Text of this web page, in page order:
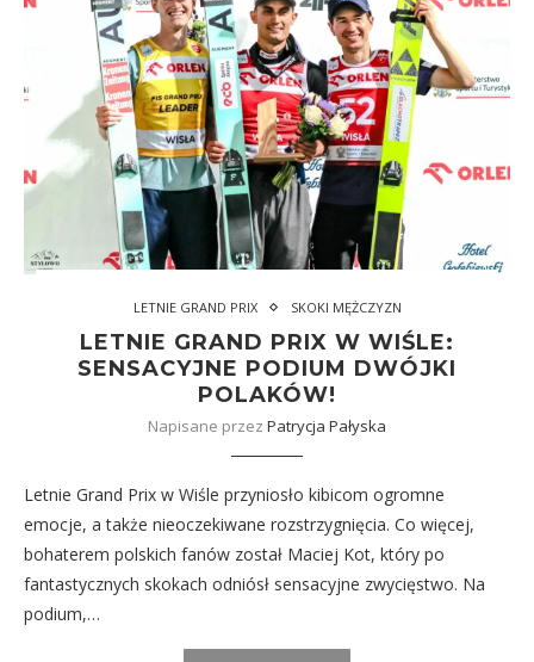
LETNIE GRAND PRIX SKOKI MĘŻCZYZN
LETNIE GRAND PRIX W WIŚLE:
SENSACYJNE PODIUM DWÓJKI
POLAKÓW!
Napisane przez Patrycja Pałyska
Letnie Grand Prix w Wiśle przyniosło kibicom ogromne
emocje, a także nieoczekiwane rozstrzygnięcia. Co więcej,
bohaterem polskich fanów został Maciej Kot, który po
fantastycznych skokach odniósł sensacyjne zwycięstwo. Na
podium,…